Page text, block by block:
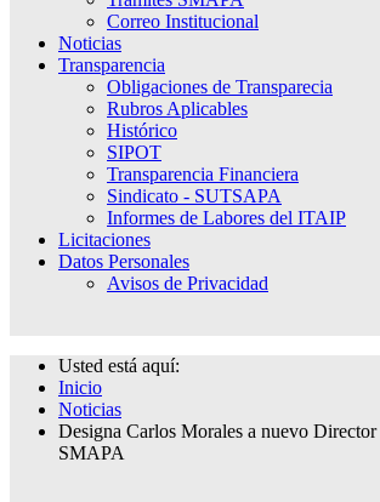
Correo Institucional
Noticias
Transparencia
Obligaciones de Transparecia
Rubros Aplicables
Histórico
SIPOT
Transparencia Financiera
Sindicato - SUTSAPA
Informes de Labores del ITAIP
Licitaciones
Datos Personales
Avisos de Privacidad
Usted está aquí:
Inicio
Noticias
Designa Carlos Morales a nuevo Director
SMAPA